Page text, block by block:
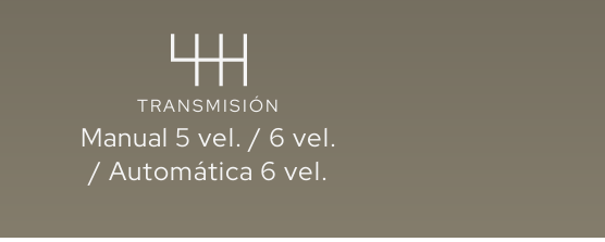
TRANSMISIÓN
Manual 5 vel. / 6 vel.
/ Automática 6 vel.